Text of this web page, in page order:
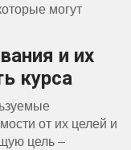
могут
и их
курса
от их целей и
цель –